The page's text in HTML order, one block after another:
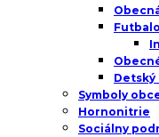
Detský
Symboly
Hornonitrie
Sociálny